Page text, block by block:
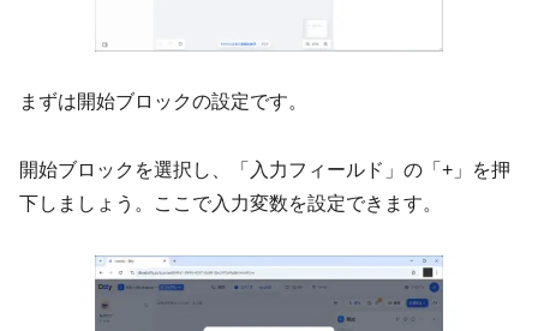
まずは開始ブロックの設定です。
開始ブロックを選択し、「入力フィールド」の「+」を押
下しましょう。ここで入力変数を設定できます。